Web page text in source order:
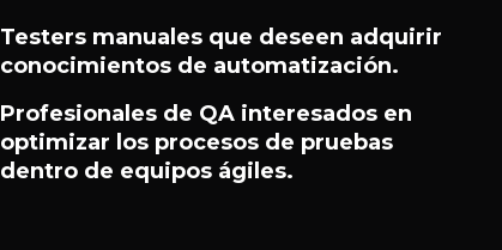
Testers manuales que deseen adquirir
conocimientos de automatización.
Profesionales de QA interesados en
optimizar los procesos de pruebas
dentro de equipos ágiles.